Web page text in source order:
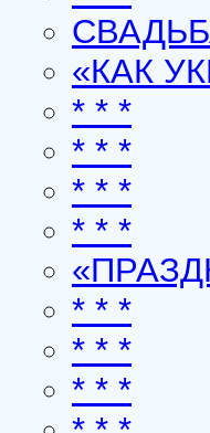
«КАК
* * *
* * *
* * *
* * *
* * *
* * *
* * *